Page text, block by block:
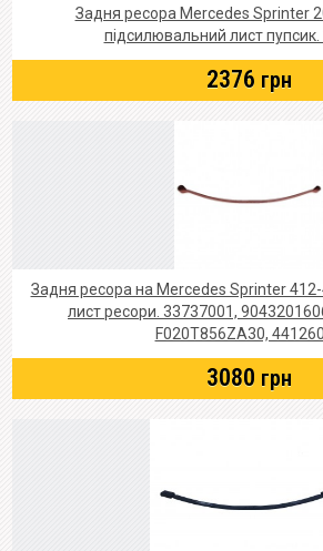
Задня ресора Mercedes Sprinter
підсилювальний лист
2376 грн
Задня ресора на Mercedes Sprinter 412-
лист ресори. 33737001,
F020T856ZA30,
3080 грн